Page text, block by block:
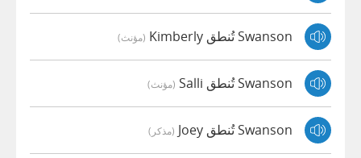
Swanson تُنطق Kimberly (مؤنث)
Swanson تُنطق Salli (مؤنث)
Swanson تُنطق Joey (مذكر)